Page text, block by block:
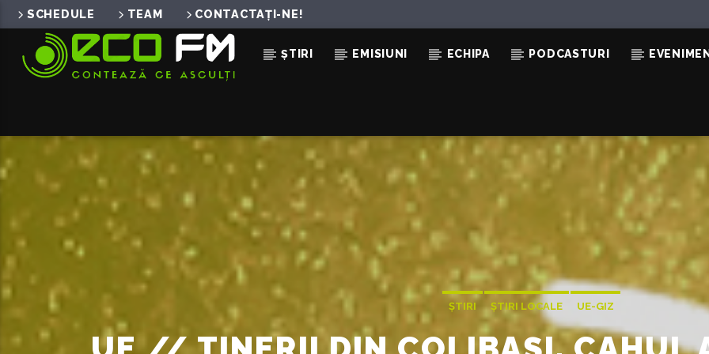
SCHEDULE TEAM CONTACTAȚI-NE!
ȘTIRI EMISIUNI ECHIPA PODCASTURI
ACUM ÎN DIRECT
SERVICIUL DE PUBLICITATE:
069155998
ȘTIRI ȘTIRI LOCALE UE-GIZ